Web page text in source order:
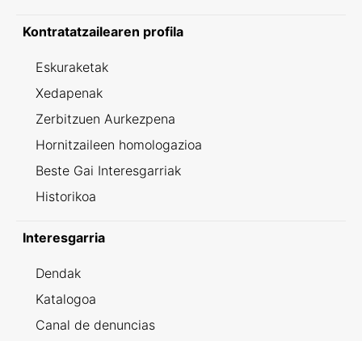
Kontratatzailearen profila
Eskuraketak
Xedapenak
Zerbitzuen Aurkezpena
Hornitzaileen homologazioa
Beste Gai Interesgarriak
Historikoa
Interesgarria
Dendak
Katalogoa
Canal de denuncias